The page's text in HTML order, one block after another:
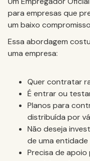
para empresas que
um baixo
Essa abordagem
uma empresa:
Quer contratar
É entrar ou
Planos para
distribuída por
Não deseja
de uma entidade
Precisa de